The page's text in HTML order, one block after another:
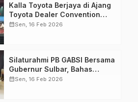
Kalla Toyota Berjaya di Ajang
Toyota Dealer Convention
2026
calendar_monthSen, 16 Feb 2026
Silaturahmi PB GABSI Bersama
Gubernur Sulbar, Bahas
Persiapan Kejurnas Bridge ke-
calendar_monthSen, 16 Feb 2026